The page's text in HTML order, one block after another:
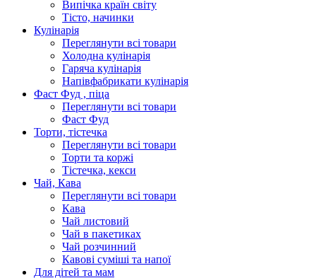
Випічка країн світу
Тісто, начинки
Кулінарія
Переглянути всі товари
Холодна кулінарія
Гаряча кулінарія
Напівфабрикати кулінарія
Фаст Фуд , піца
Переглянути всі товари
Фаст Фуд
Торти, тістечка
Переглянути всі товари
Торти та коржі
Тістечка, кекси
Чай, Кава
Переглянути всі товари
Кава
Чай листовий
Чай в пакетиках
Чай розчинний
Кавові суміші та напої
Для дітей та мам